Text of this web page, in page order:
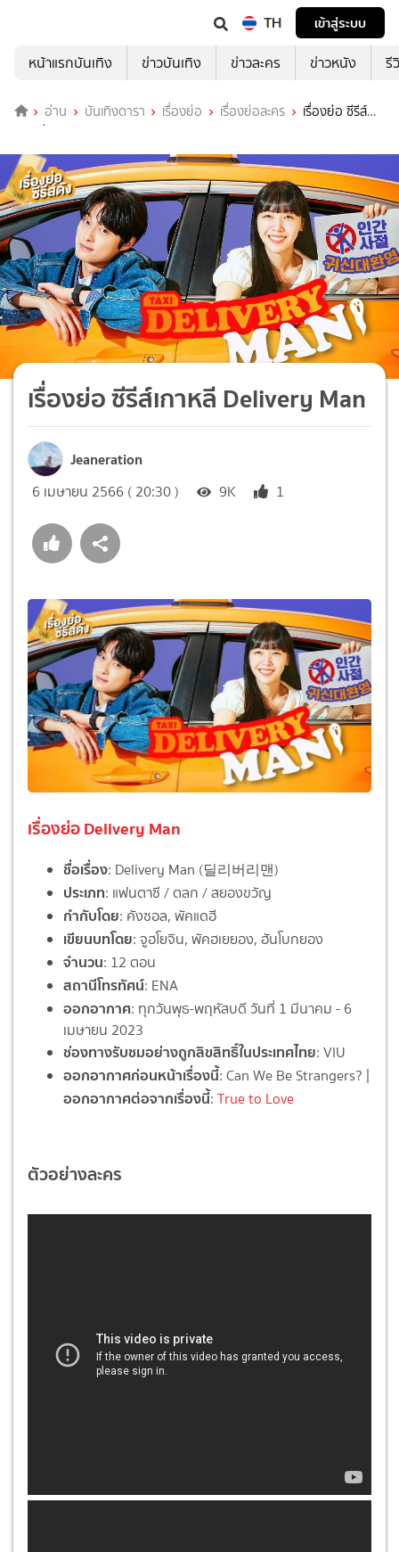
TH
เข้าสู่ระบบ
หน้าแรกบันเทิง
ข่าวบันเทิง ข่าวละคร ข่าวหนัง รี
อ่าน บันเทิงดารา เรื่องย่อ เรื่องย่อละคร
เรื่องย่อ ซีรีส์
เกาหลี Delivery Man
เรื่องย่อ ซีรีส์เกาหลี Delivery Man
Jeaneration
6 เมษายน 2566 ( 20:30 ) 9K 1
เรื่องย่อ Delivery Man
ชื่อเรื่อง: Delivery Man (딜리버리맨)
ประเภท: แฟนตาซี / ตลก / สยองขวัญ
กำกับโดย: คังซอล, พัคแดฮี
เขียนบทโดย: จูฮโยจิน, พัคฮเยยอง, ฮันโบกยอง
จำนวน: 12 ตอน
สถานีโทรทัศน์: ENA
ออกอากาศ: ทุกวันพุธ-พฤหัสบดี วันที่ 1 มีนาคม - 6
เมษายน 2023
ช่องทางรับชมอย่างถูกลิขสิทธิ์ในประเทศไทย: VIU
ออกอากาศก่อนหน้าเรื่องนี้: Can We Be Strangers? |
ออกอากาศต่อจากเรื่องนี้: True to Love
ตัวอย่างละคร